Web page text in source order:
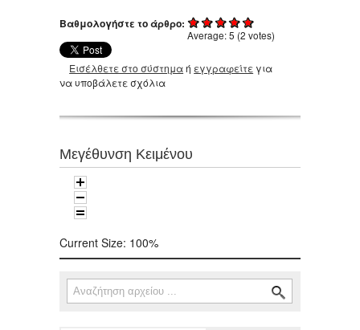
Βαθμολογήστε το άρθρο:
Average:5 (2 votes)
Εισέλθετε στο σύστημαή εγγραφείτε για
να υποβάλετε σχόλια
Μεγέθυνση Κειμένου
Current Size: 100%
Φόρμα αναζήτησης
Αναζήτηση